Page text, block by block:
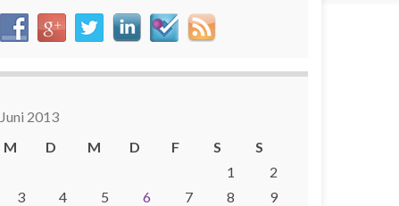
Juni 2013
M
D M D F S
S
1
2
3
4 5 6 7 8
9